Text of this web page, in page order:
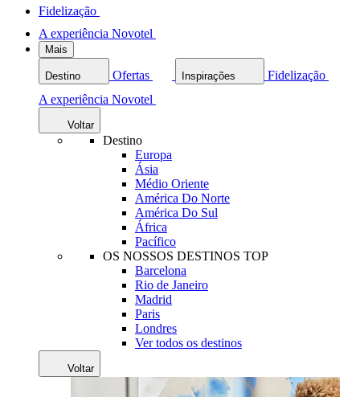
Fidelização
A experiência Novotel
Mais
Destino Ofertas Inspirações
Fidelização
A experiência Novotel
Voltar
Destino
Europa
Ásia
Médio Oriente
América Do Norte
América Do Sul
África
Pacífico
OS NOSSOS DESTINOS TOP
Barcelona
Rio de Janeiro
Madrid
Paris
Londres
Ver todos os destinos
Voltar